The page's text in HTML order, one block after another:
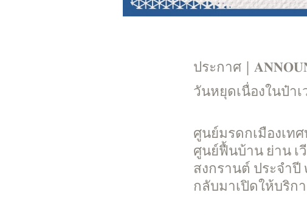
ประกาศ |
วันหยุดเนื่องในป๋า
ศูนย์มรดกเมืองเท
ศูนย์ฟื้นบ้าน ย่าน เ
สงกรานต์ ประจำ
กลับมาเปิดให้บริ